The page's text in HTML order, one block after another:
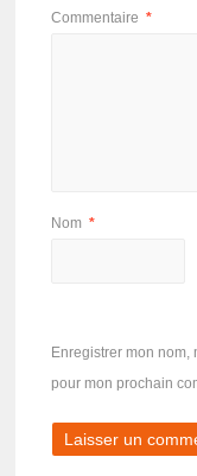
Commentaire *
Nom *
Enregistrer mon nom,
pour mon prochain